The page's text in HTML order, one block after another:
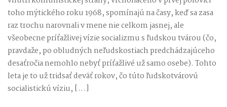
toho mýtického roku 1968, spomínajú na časy, keď sa zasa
raz trochu narovnali v mene nie celkom jasnej, ale
všeobecne príťažlivej vízie socializmu s ľudskou tvárou (čo,
pravdaže, po obludných neľudskostiach predchádzajúceho
desaťročia nemohlo nebyť príťažlivé už samo osebe). Tohto
leta je to už tridsať deväť rokov, čo túto ľudskotvárovú
socialistickú víziu, […]